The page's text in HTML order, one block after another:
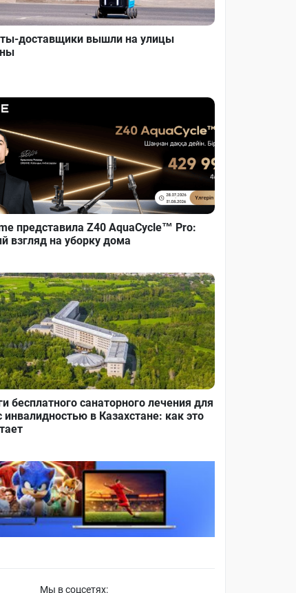
доставщики вышли на улицы
представила Z40 AquaCycle™ Pro:
взгляд на уборку дома
бесплатного санаторного лечения для
инвалидностью в Казахстане: как это
Мы в соцсетях: